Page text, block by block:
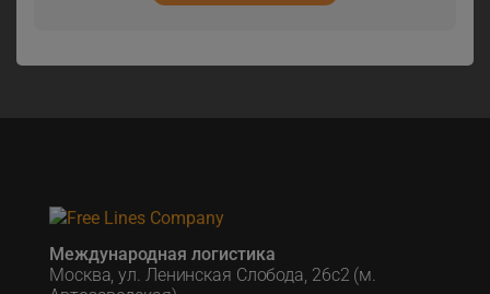
Международная логистика
Москва, ул. Ленинская Слобода, 26с2 (м.